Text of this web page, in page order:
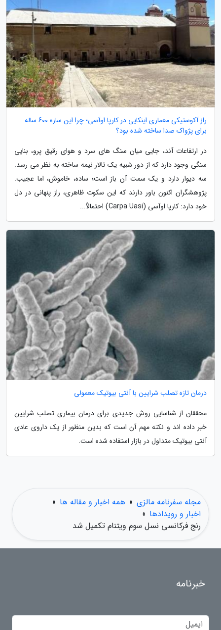
راز آکوستیکی معماری اینکایی در کارپا اوآسی؛ چرا این سازه 600 ساله
برای پژواک صدا ساخته شده بود؟
در ارتفاعات آند، جایی میان سنگ های سرد و هوای رقیق پرو، بنایی
سنگی وجود دارد که از دور شبیه یک تالار نیمه ساخته به نظر می رسد.
سه دیوار دارد و یک سمت آن باز است؛ ساده، خاموش، اما عجیب.
پژوهشگران اکنون باور دارند که این سکوت ظاهری، راز پنهانی در دل
خود دارد: کارپا اوآسی (Carpa Uasi) احتمالاً...
درمان تازه تصلب شرایین با آنتی بیوتیک معمولی
محققان از شناسایی روش جدیدی برای درمان بیماری تصلب شرایین
خبر داده اند و نکته مهم آن است که بدین منظور از یک داروی عادی
آنتی بیوتیک متداول در بازار استفاده شده است.
مجله سفرنامه مالزی » همه اخبار و مقاله ها »
اخبار و رویدادها »
رنج فرکانسی نسل سوم ویتنام تکمیل شد
خبرنامه